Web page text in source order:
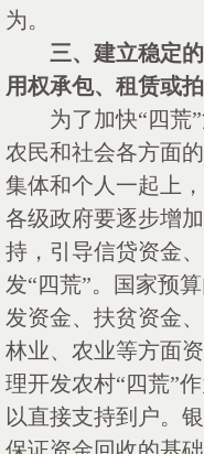
为。
三、建立稳定
用权承包、租赁或
为了加快“四荒
农民和社会各方面
集体和个人一起上
各级政府要逐步增
持，引导信贷资金
发“四荒”。国家预
发资金、扶贫资金
林业、农业等方面
理开发农村“四荒”
以直接支持到户。